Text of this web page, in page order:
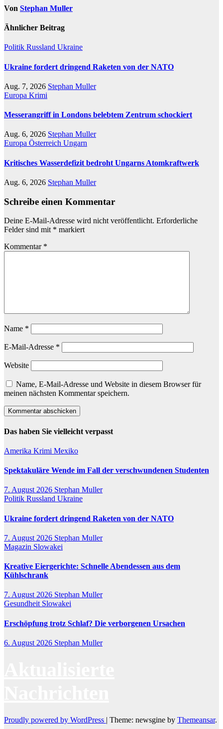
Von Stephan Muller
Ähnlicher Beitrag
Politik Russland Ukraine
Ukraine fordert dringend Raketen von der NATO
Aug. 7, 2026 Stephan Muller
Europa Krimi
Messerangriff in Londons belebtem Zentrum schockiert
Aug. 6, 2026 Stephan Muller
Europa Österreich Ungarn
Kritisches Wasserdefizit bedroht Ungarns Atomkraftwerk
Aug. 6, 2026 Stephan Muller
Schreibe einen Kommentar
Deine E-Mail-Adresse wird nicht veröffentlicht. Erforderliche
Felder sind mit * markiert
Kommentar *
Name *
E-Mail-Adresse *
Website
Name, E-Mail-Adresse und Website in diesem Browser für
meinen nächsten Kommentar speichern.
Das haben Sie vielleicht verpasst
Amerika Krimi Mexiko
Spektakuläre Wende im Fall der verschwundenen Studenten
7. August 2026 Stephan Muller
Politik Russland Ukraine
Ukraine fordert dringend Raketen von der NATO
7. August 2026 Stephan Muller
Magazin Slowakei
Kreative Eiergerichte: Schnelle Abendessen aus dem
Kühlschrank
7. August 2026 Stephan Muller
Gesundheit Slowakei
Erschöpfung trotz Schlaf? Die verborgenen Ursachen
6. August 2026 Stephan Muller
Proudly powered by WordPress | Theme: newsgine by Themeansar.